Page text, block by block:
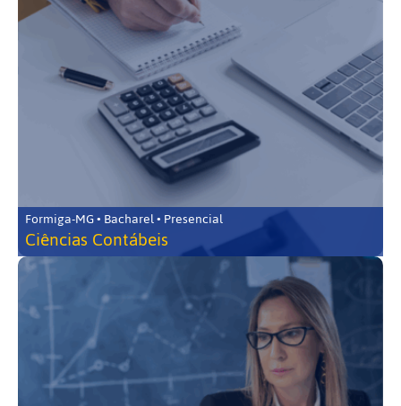
Formiga-MG • Bacharel • Presencial
Ciências Contábeis